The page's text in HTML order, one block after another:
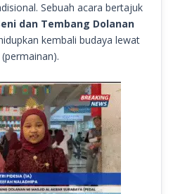
Sebuah acara bertajuk
dan Tembang Dolanan
kembali budaya lewat